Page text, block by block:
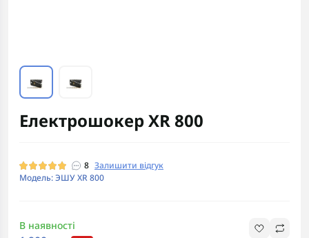
Електрошокер XR 800
8 Залишити відгук
Модель: ЭШУ XR 800
В наявності